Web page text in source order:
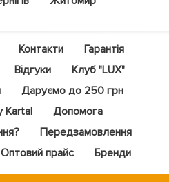
Контакти
Гарантія
Відгуки
Клуб "LUX"
Даруємо до 250 грн
Kartal
Допомога
Передзамовлення
Оптовий прайс Бренди